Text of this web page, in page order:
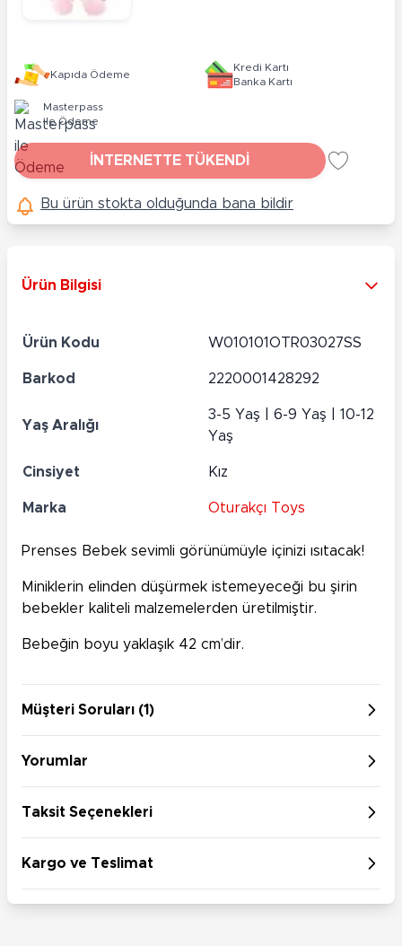
Kapıda Ödeme
Kredi Kartı
Banka Kartı
Masterpass
ile Ödeme
İNTERNETTE TÜKENDİ
Bu ürün stokta olduğunda bana bildir
Ürün Bilgisi
Ürün Kodu W010101OTR03027SS
Barkod 2220001428292
Yaş Aralığı
3-5 Yaş | 6-9 Yaş | 10-12
Yaş
Cinsiyet Kız
Marka Oturakçı Toys
Prenses Bebek sevimli görünümüyle içinizi ısıtacak!
Miniklerin elinden düşürmek istemeyeceği bu şirin
bebekler kaliteli malzemelerden üretilmiştir.
Bebeğin boyu yaklaşık 42 cm’dir.
Müşteri Soruları (1)
Yorumlar
Taksit Seçenekleri
Kargo ve Teslimat